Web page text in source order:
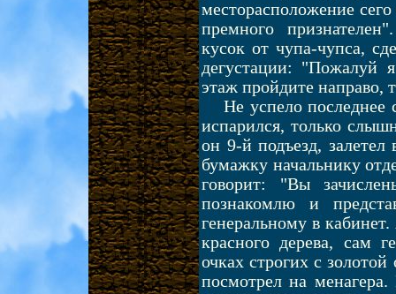
месторасположение сего
премного
кусок от чупа-чупса,
дегустации: "Пожалуй
этаж пройдите направо,
Не успело последнее
испарился, только
он 9-й подъезд, залетел
бумажку начальнику
говорит: "Вы
познакомлю и
генеральному в
красного дерева, сам
очках строгих с
посмотрел на